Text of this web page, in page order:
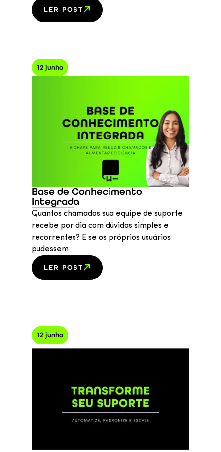
LER POST
12 junho
Base de Conhecimento
Integrada
Quantos chamados sua equipe de suporte
recebe por dia com dúvidas simples e
recorrentes? E se os próprios usuários
pudessem
LER POST
12 junho